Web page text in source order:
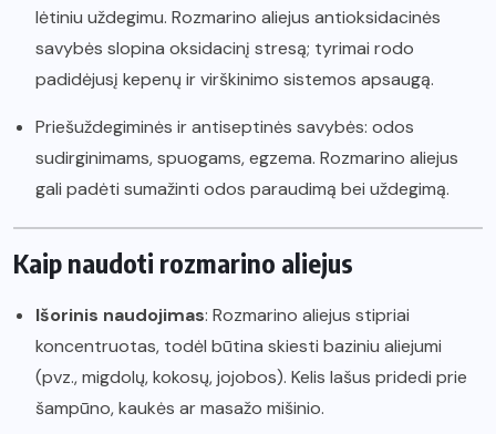
lėtiniu uždegimu. Rozmarino aliejus antioksidacinės
savybės slopina oksidacinį stresą; tyrimai rodo
padidėjusį kepenų ir virškinimo sistemos apsaugą.
Priešuždegiminės ir antiseptinės savybės: odos
sudirginimams, spuogams, egzema. Rozmarino aliejus
gali padėti sumažinti odos paraudimą bei uždegimą.
Kaip naudoti rozmarino aliejus
Išorinis naudojimas: Rozmarino aliejus stipriai
koncentruotas, todėl būtina skiesti baziniu aliejumi
(pvz., migdolų, kokosų, jojobos). Kelis lašus pridedi prie
šampūno, kaukės ar masažo mišinio.